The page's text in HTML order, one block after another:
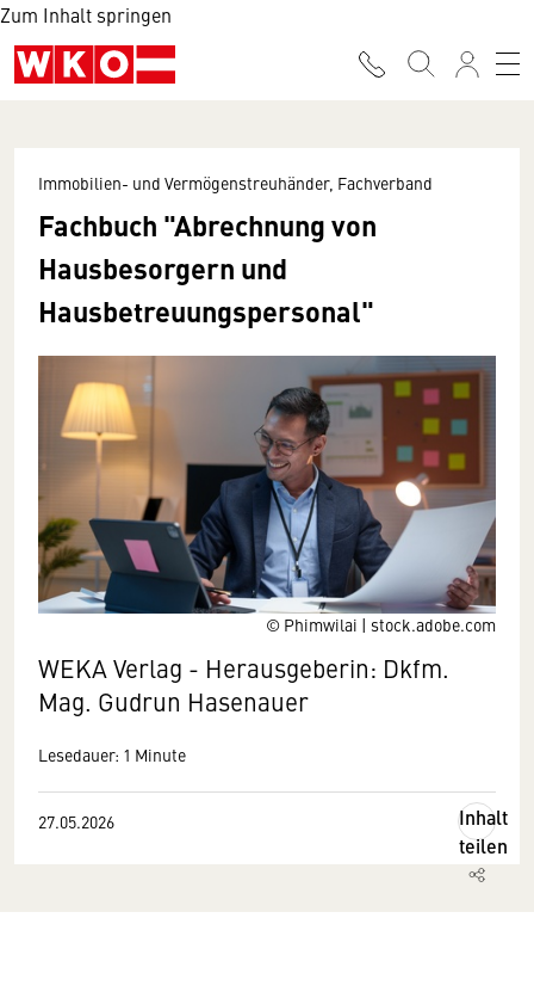
Zum Inhalt springen
© Phimwilai | stock.adobe.com
Immobilien- und Vermögenstreuhänder, Fachverband
Fachbuch "Abrechnung von
Hausbesorgern und
Hausbetreuungspersonal"
WEKA Verlag - Herausgeberin: Dkfm.
Mag. Gudrun Hasenauer
Lesedauer: 1 Minute
27.05.2026
Inhalt
teilen